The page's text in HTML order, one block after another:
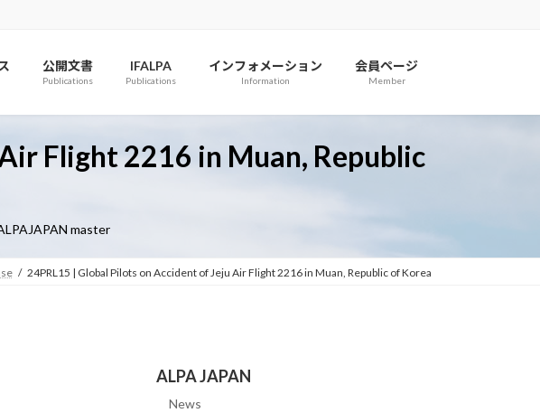
公開文書
Publications
IFALPA
Publications
インフォメーション
Information
会員ページ
Member
Flight 2216 in Muan, Republic
master
24PRL15 | Global Pilots on Accident of Jeju Air Flight 2216 in Muan, Republic of Korea
ALPA JAPAN
News